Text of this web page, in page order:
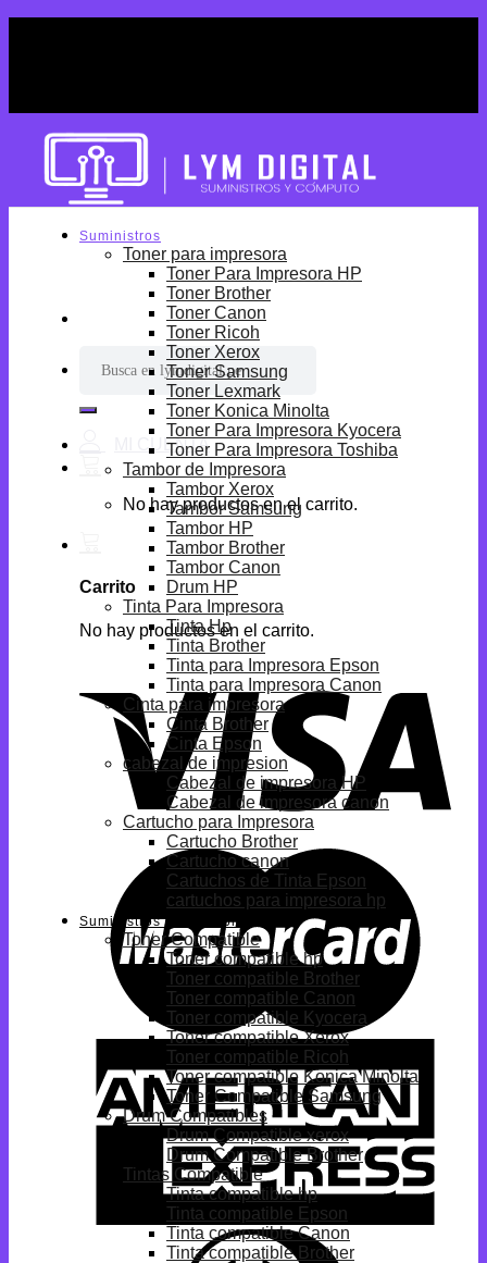
por:
No hay productos en el carrito.
Carrito
No hay productos en el carrito.
Suministros
Toner para impresora
Toner Para Impresora HP
Toner Brother
Toner Canon
Toner Ricoh
Toner Xerox
Toner Samsung
Toner Lexmark
Toner Konica Minolta
Toner Para Impresora Kyocera
Toner Para Impresora Toshiba
Tambor de Impresora
Tambor Xerox
Tambor Samsung
Tambor HP
Tambor Brother
Tambor Canon
Drum HP
Tinta Para Impresora
Tinta Hp
Tinta Brother
Tinta para Impresora Epson
Tinta para Impresora Canon
Cinta para impresora
Cinta Brother
Cinta Epson
cabezal de impresion
Cabezal de impresora HP
Cabezal de impresora canon
Cartucho para Impresora
Cartucho Brother
Cartucho canon
Cartuchos de Tinta Epson
cartuchos para impresora hp
Suministros Compatibles
Toner Compatible
Toner compatible hp
Toner compatible Brother
Toner compatible Canon
Toner compatible Kyocera
Toner compatible Xerox
Toner compatible Ricoh
Toner compatible Konica Minolta
Toner Compatible Samsung
Drum Compatibles
Drum Compatible xerox
Drum Compatible Brother
Tintas Compatible
Tinta compatible hp
Tinta compatible Epson
Tinta compatible Canon
Tinta compatible Brother